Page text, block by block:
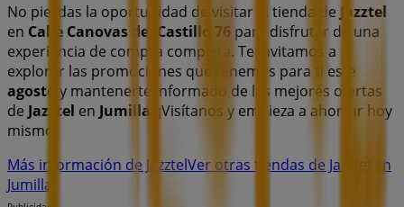
No pierdas la oportunidad de visitar la tienda de Jazztel
en Calle Canovas del Castillo 76 para disfrutar de una
experiencia de compra completa. Te invitamos a
explorar las promociones que tenemos para ti este
agosto y mantenerte informado de las mejores ofertas
de Jazztel en Jumilla . ¡Visítanos y empieza a ahorrar hoy
mismo!
Más información de JazztelVer otras tiendas de Jazztel en
Jumilla